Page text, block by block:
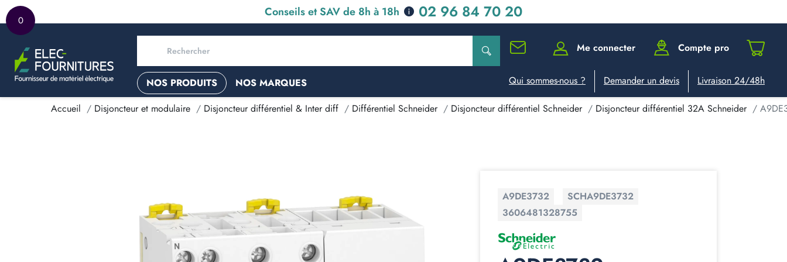
0
Conseils et SAV de 8h à 18h 02 96 84 70 20
NOS PRODUITS NOS MARQUES
Me connecter Compte pro
Qui sommes-nous ? Demander un devis Livraison 24/48h
Accueil Disjoncteur et modulaire Disjoncteur différentiel & Inter diff Différentiel Schneider Disjoncteur différentiel Schneider Disjoncteur différentiel 32A Schneider
A9DE3732
SCHA9DE3732
3606481328755